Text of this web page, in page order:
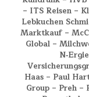
– ITS Reisen –
Lebkuchen
Marktkauf –
Global –
Haas – Paul
Group – Preh –